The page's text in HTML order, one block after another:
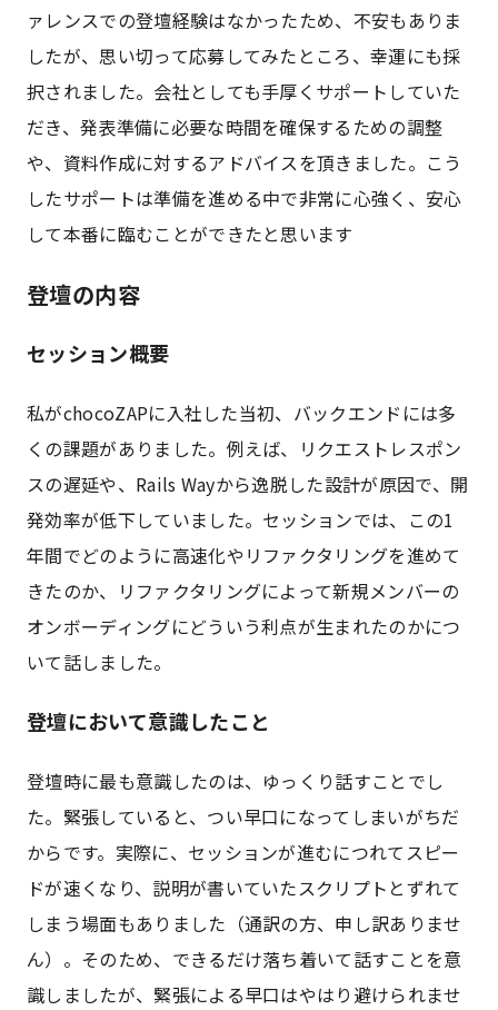
ァレンスでの登壇経験はなかったため、不安もありま
したが、思い切って応募してみたところ、幸運にも採
択されました。会社としても手厚くサポートしていた
だき、発表準備に必要な時間を確保するための調整
や、資料作成に対するアドバイスを頂きました。こう
したサポートは準備を進める中で非常に心強く、安心
して本番に臨むことができたと思います
登壇の内容
セッション概要
私がchocoZAPに入社した当初、バックエンドには多
くの課題がありました。例えば、リクエストレスポン
スの遅延や、Rails Wayから逸脱した設計が原因で、開
発効率が低下していました。セッションでは、この1
年間でどのように高速化やリファクタリングを進めて
きたのか、リファクタリングによって新規メンバーの
オンボーディングにどういう利点が生まれたのかにつ
いて話しました。
登壇において意識したこと
登壇時に最も意識したのは、ゆっくり話すことでし
た。緊張していると、つい早口になってしまいがちだ
からです。実際に、セッションが進むにつれてスピー
ドが速くなり、説明が書いていたスクリプトとずれて
しまう場面もありました（通訳の方、申し訳ありませ
ん）。そのため、できるだけ落ち着いて話すことを意
識しましたが、緊張による早口はやはり避けられませ